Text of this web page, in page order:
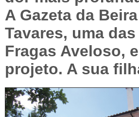
A Gazeta da
Tavares, uma
Fragas Aveloso,
projeto. A sua